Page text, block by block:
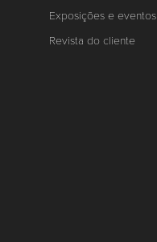
Exposições e eventos
Revista do cliente